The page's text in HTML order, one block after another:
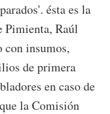
ésta es la
Pimienta, Raúl
insumos,
de primera
en caso de
la Comisión